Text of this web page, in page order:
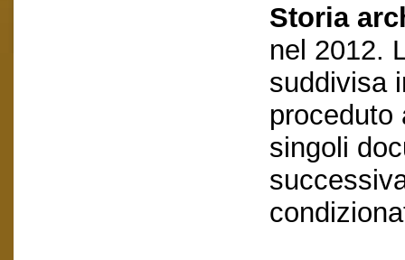
Storia
nel 2012.
suddivisa
proceduto
singoli